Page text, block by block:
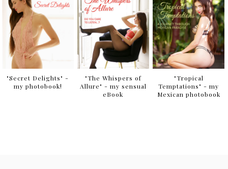
"Secret Delights" -
my photobook!
"The Whispers of
Allure" - my sensual
eBook
"Tropical
Temptations" - my
Mexican photobook